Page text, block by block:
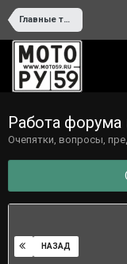
Главные темы
Работа форума
Очепятки, вопросы,
НАЗАД